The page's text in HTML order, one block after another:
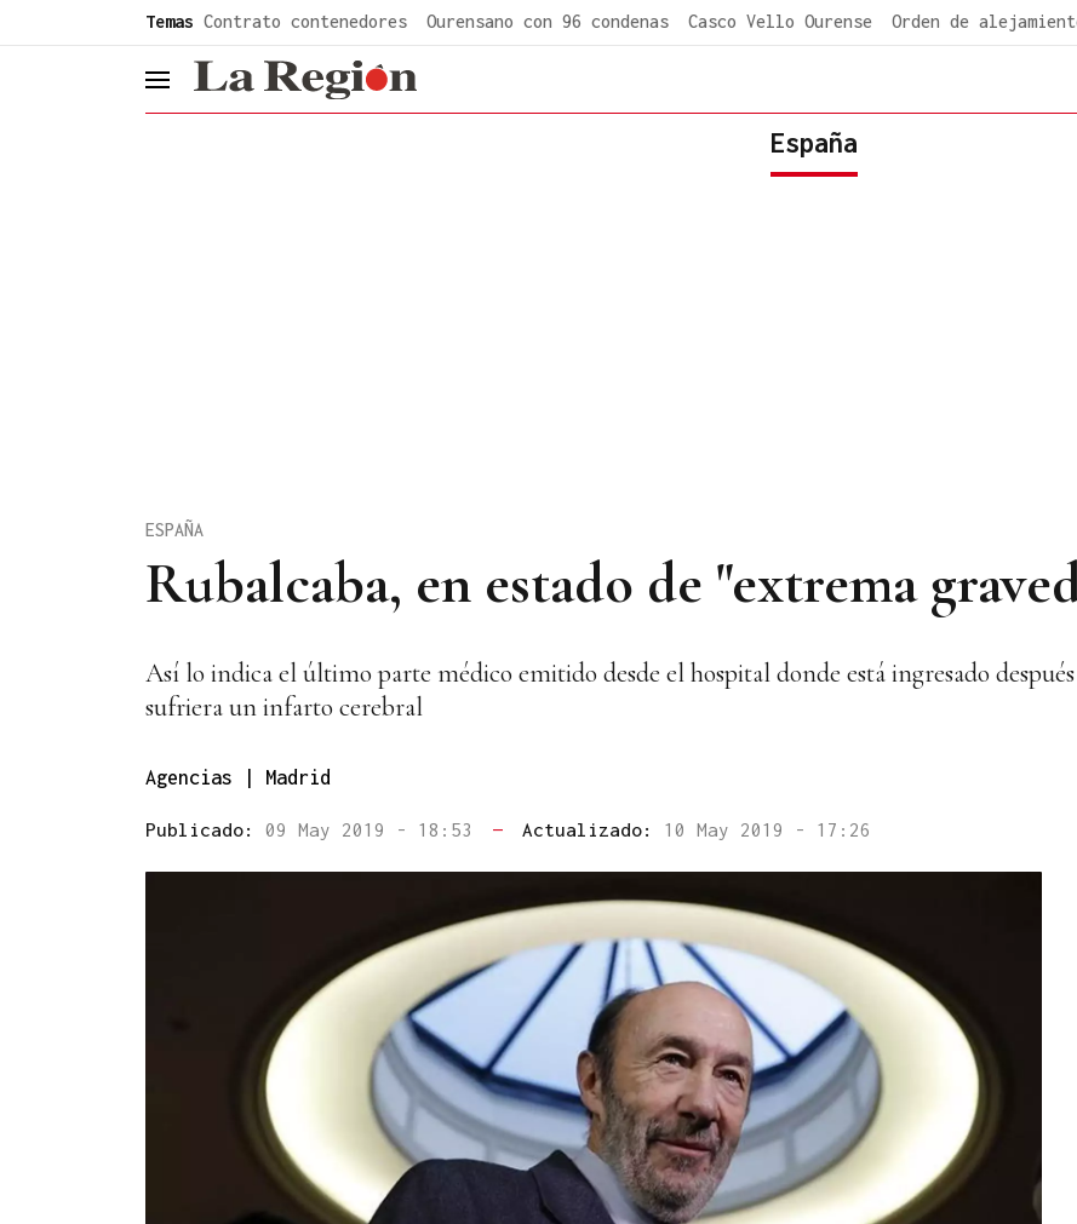
Temas Contrato contenedores Ourensano con 96 condenas Casco Vello Ourense Orden de
header.menu.open
España
Rubalcaba, en estado de "extrema
ESPAÑA
Así lo indica el último parte médico emitido desde el hospital donde está ingresado
sufriera un infarto cerebral
Agencias | Madrid
Publicado: 09 May 2019 - 18:53 — Actualizado: 10 May 2019 - 17:26